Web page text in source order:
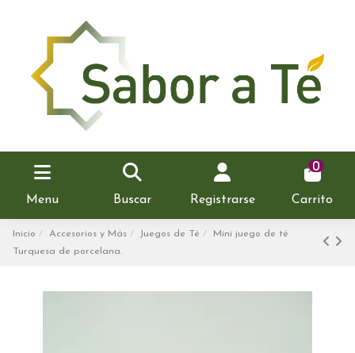
Menu Buscar Registrarse
0
Carrito
Inicio Accesorios y Más Juegos de Té
Mini juego de té
Turquesa de porcelana.